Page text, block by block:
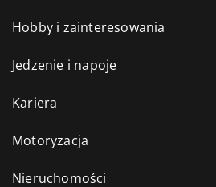
Hobby i zainteresowania
Jedzenie i napoje
Kariera
Motoryzacja
Nieruchomości